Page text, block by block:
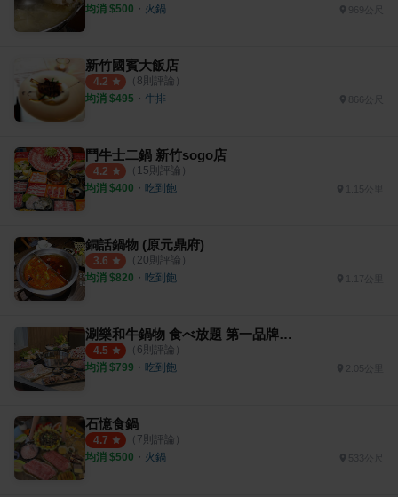
均消 $500 ・ 火鍋
新竹國賓大飯店
4.2 （ 8則評論）
均消 $495 ・ 牛排
鬥牛士二鍋 新竹sogo店
4.2 （ 15則評論）
均消 $400 ・ 吃到飽 1.15公里
銅話鍋物 (原元鼎府)
3.6 （ 20則評論）
均消 $820 ・ 吃到飽
涮樂和牛鍋物 食べ放題 第一品牌 新竹經國店
4.5 （ 6則評論）
均消 $799 ・ 吃到飽 2.05公里
石憶食鍋
4.7 （ 7則評論）
均消 $500 ・ 火鍋 533公尺